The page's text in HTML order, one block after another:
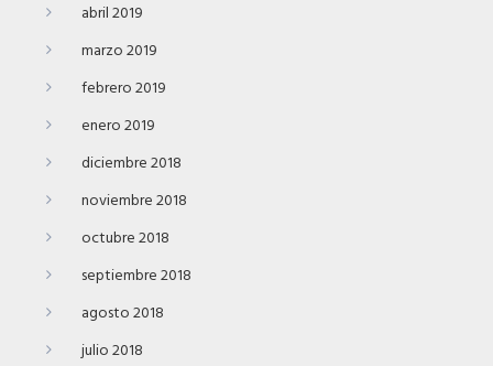
abril 2019
marzo 2019
febrero 2019
enero 2019
diciembre 2018
noviembre 2018
octubre 2018
septiembre 2018
agosto 2018
julio 2018